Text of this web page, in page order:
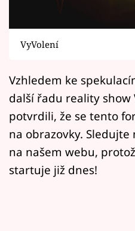
Filmový festival
Pořady
Mámy sobě
Přihlášení
VyVolení
Vzhledem ke
další řadu reality show
potvrdili, že se tento
na obrazovky.
na našem webu,
startuje již dnes!